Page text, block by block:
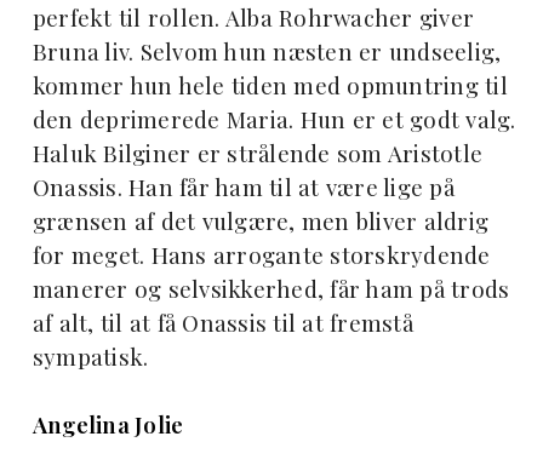
perfekt til rollen. Alba Rohrwacher giver
Bruna liv. Selvom hun næsten er undseelig,
kommer hun hele tiden med opmuntring til
den deprimerede Maria. Hun er et godt valg.
Haluk Bilginer er strålende som Aristotle
Onassis. Han får ham til at være lige på
grænsen af det vulgære, men bliver aldrig
for meget. Hans arrogante storskrydende
manerer og selvsikkerhed, får ham på trods
af alt, til at få Onassis til at fremstå
sympatisk.
Angelina Jolie